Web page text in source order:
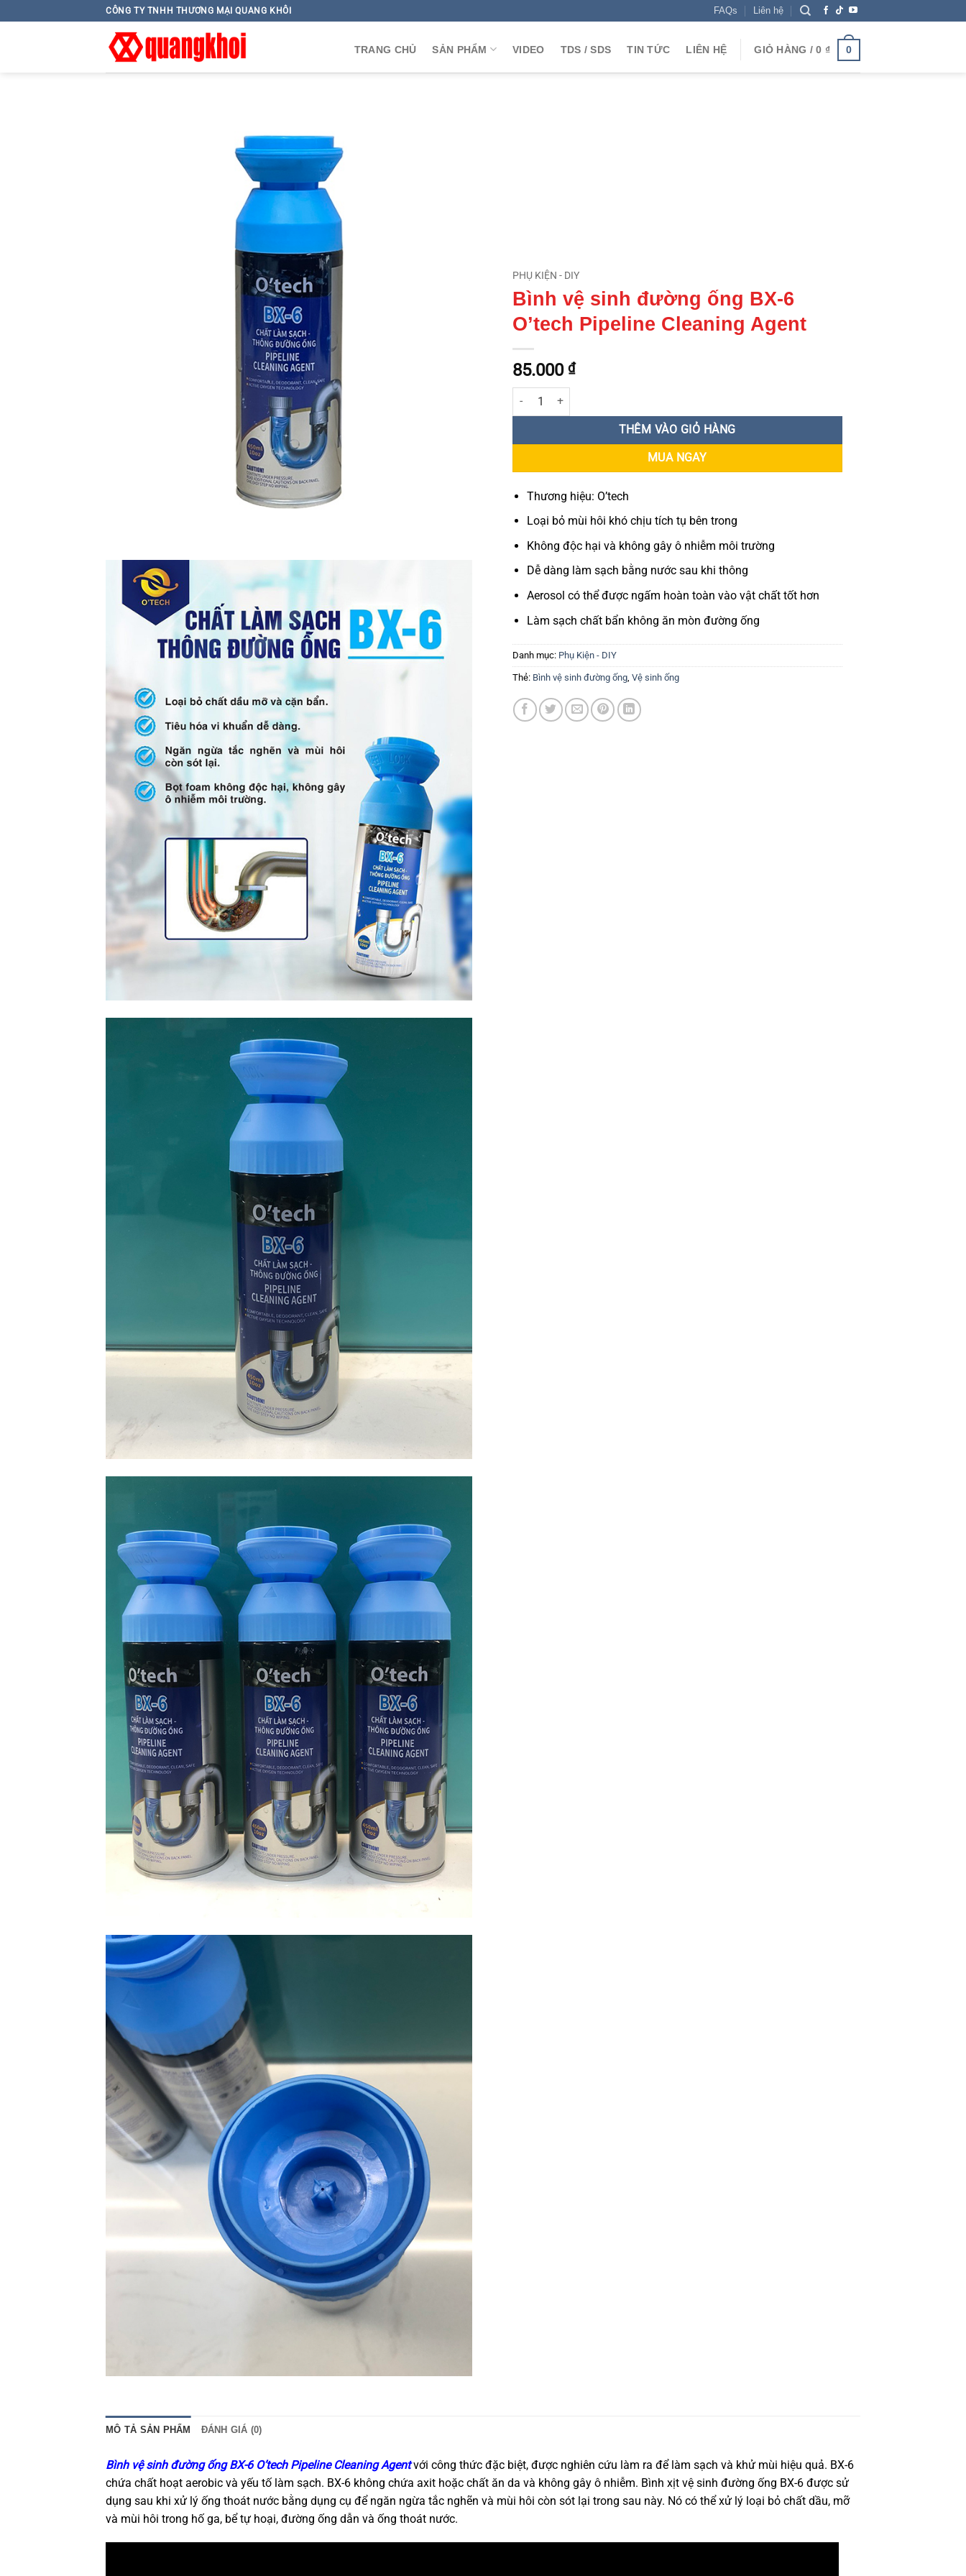
to
CÔNG TY TNHH THƯƠNG MẠI QUANG KHÔI FAQs Liên hệ
TRANG CHỦ SẢN PHẨM VIDEO TDS / SDS TIN TỨC LIÊN HỆ GIỎ HÀNG /0 ₫ 0
PHỤ KIỆN - DIY
Bình vệ sinh đường ống BX-6
O’tech Pipeline Cleaning Agent
85.000 ₫
Bình vệ sinh đường ống BX-6 O’tech Pipeline Cleaning Agent số lượng
THÊM VÀO GIỎ HÀNG
MUA NGAY
Thương hiệu: O’tech
Loại bỏ mùi hôi khó chịu tích tụ bên trong
Không độc hại và không gây ô nhiễm môi trường
Dễ dàng làm sạch bằng nước sau khi thông
Aerosol có thể được ngấm hoàn toàn vào vật chất tốt hơn
Làm sạch chất bẩn không ăn mòn đường ống
Danh mục: Phụ Kiện - DIY
Thẻ: Bình vệ sinh đường ống, Vệ sinh ống
MÔ TẢ SẢN PHẨM ĐÁNH GIÁ (0)
Bình vệ sinh đường ống BX-6 O’tech Pipeline Cleaning Agentvới công thức đặc biệt, được nghiên cứu làm ra để làm sạch và khử mùi hiệu quả. BX-6
chứa chất hoạt aerobic và yếu tố làm sạch. BX-6 không chứa axit hoặc chất ăn da và không gây ô nhiễm. Bình xịt vệ sinh đường ống BX-6 được sử
dụng sau khi xử lý ống thoát nước bằng dụng cụ để ngăn ngừa tắc nghẽn và mùi hôi còn sót lại trong sau này. Nó có thể xử lý loại bỏ chất dầu, mỡ
và mùi hôi trong hố ga, bể tự hoại, đường ống dẫn và ống thoát nước.